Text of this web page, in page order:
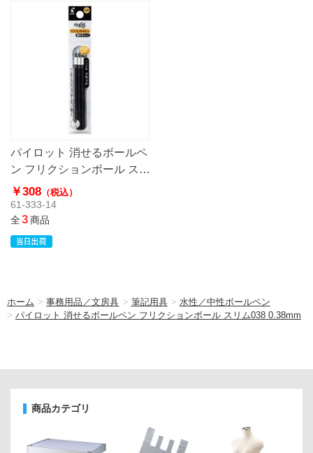
パイロット 消せるボールペ
ン フリクションボール スリ
ム038 0.38mm
￥308 （税込）
61-333-14
全3商品
ホーム >事務用品／文房具 > 筆記用具 > 水性／中性ボールペン
> パイロット 消せるボールペン フリクションボール スリム038 0.38mm
商品カテゴリ